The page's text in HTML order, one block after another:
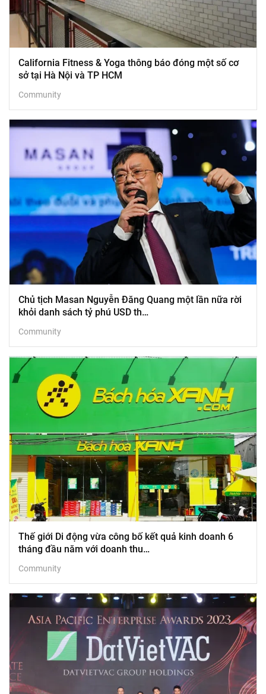
California Fitness & Yoga thông báo đóng một số cơ
sở tại Hà Nội và TP HCM
Community
Chủ tịch Masan Nguyễn Đăng Quang một lần nữa rời
khỏi danh sách tỷ phú USD th…
Community
Thế giới Di động vừa công bố kết quả kinh doanh 6
tháng đầu năm với doanh thu…
Community